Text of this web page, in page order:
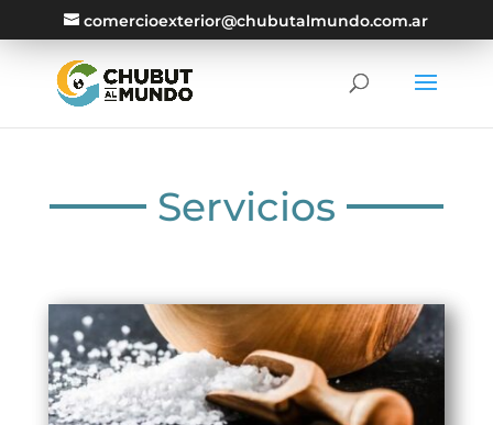
comercioexterior@chubutalmundo.com.ar
Servicios